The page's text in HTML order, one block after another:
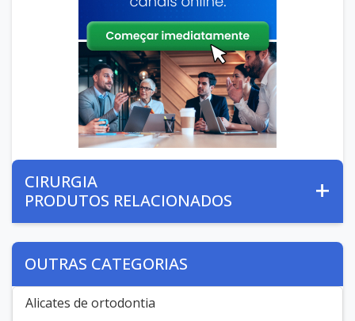
CIRURGIA
PRODUTOS RELACIONADOS
OUTRAS CATEGORIAS
Alicates de ortodontia